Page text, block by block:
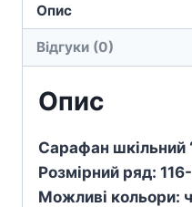
Опис
Відгуки (0)
Опис
Сарафан шкільний
Розмірний ряд:
Можливі кольори: